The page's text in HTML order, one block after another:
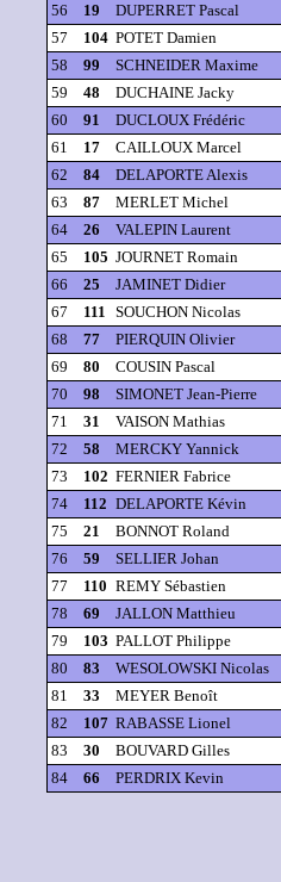
56
19 DUPERRET Pascal
57
104 POTET Damien
58
99 SCHNEIDER Maxime
59
48 DUCHAINE Jacky
60
91 DUCLOUX Frédéric
61
17 CAILLOUX Marcel
62
84 DELAPORTE Alexis
63
87 MERLET Michel
64
26 VALEPIN Laurent
65
105 JOURNET Romain
66
25 JAMINET Didier
67
111 SOUCHON Nicolas
68
77 PIERQUIN Olivier
69
80 COUSIN Pascal
70
98 SIMONET Jean-Pierre
71
31 VAISON Mathias
72
58 MERCKY Yannick
73
102 FERNIER Fabrice
74
112 DELAPORTE Kévin
75
21 BONNOT Roland
76
59 SELLIER Johan
77
110 REMY Sébastien
78
69 JALLON Matthieu
79
103 PALLOT Philippe
80
83 WESOLOWSKI Nicolas
81
33 MEYER Benoît
82
107 RABASSE Lionel
83
30 BOUVARD Gilles
84
66 PERDRIX Kevin